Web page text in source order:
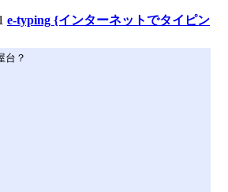
e-typing {インターネットでタイピン
台？